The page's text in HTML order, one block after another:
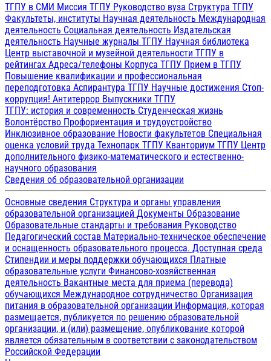
ТГПУ в СМИ Миссия ТГПУ Руководство вуза Структура ТГПУ
Факультеты, институты Научная деятельность Международная
деятельность Социальная деятельность Издательская
деятельность Научные журналы ТГПУ Научная библиотека
Центр выставочной и музейной деятельности ТГПУ в
рейтингах Адреса/телефоны Корпуса ТГПУ Прием в ТГПУ
Повышение квалификации и профессиональная
переподготовка Аспирантура ТГПУ Научные достижения Стоп-
коррупция! Антитеррор Выпускники ТГПУ
ТГПУ: история и современность Студенческая жизнь
Волонтёрство Профориентация и трудоустройство
Инклюзивное образование Новости факультетов Специальная
оценка условий труда Технопарк ТГПУ Кванториум ТГПУ Центр
дополнительного физико-математического и естественно-
научного образования
Сведения об образовательной организации
Основные сведения Структура и органы управления
образовательной организацией Документы Образование
Образовательные стандарты и требования Руководство
Педагогический состав Материально-техническое обеспечение
и оснащенность образовательного процесса. Доступная среда
Стипендии и меры поддержки обучающихся Платные
образовательные услуги Финансово-хозяйственная
деятельность Вакантные места для приема (перевода)
обучающихся Международное сотрудничество Организация
питания в образовательной организации Информация, которая
размещается, публикуется по решению образовательной
организации, и (или) размещение, опубликование которой
является обязательным в соответствии с законодательством
Российской Федерации